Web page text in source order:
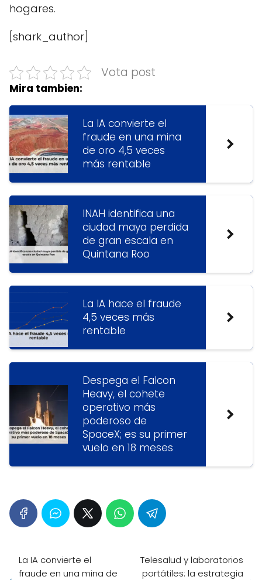
hogares.
[shark_author]
Vota post
Mira tambien:
La IA convierte el
fraude en una mina
de oro 4,5 veces
más rentable
INAH identifica una
ciudad maya perdida
de gran escala en
Quintana Roo
La IA hace el fraude
4,5 veces más
rentable
Despega el Falcon
Heavy, el cohete
operativo más
poderoso de
SpaceX; es su primer
vuelo en 18 meses
La IA convierte el
fraude en una mina de
Telesalud y laboratorios
portátiles: la estrategia